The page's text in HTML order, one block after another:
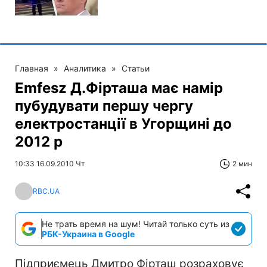
Главная » Аналитика » Статьи
Emfesz Д.Фірташа має намір
пубудувати першу чергу
електростанції в Угорщині до
2012 р
10:33 16.09.2010 Чт 2 мин
RBC.UA
Не трать время на шум! Читай только суть из
РБК-Украина в Google
Підприємець Дмитро Фірташ розраховує